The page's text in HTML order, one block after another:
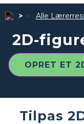
Alle
2D-
OPRET ET
Tilpas